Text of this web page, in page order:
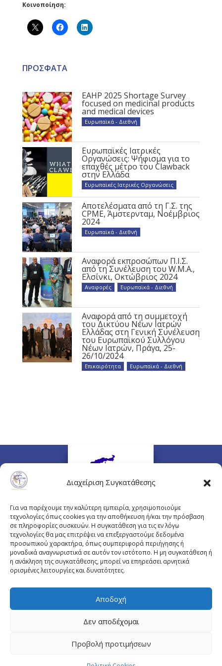
Διαχείριση Συγκατάθεσης
Για να παρέχουμε την καλύτερη εμπειρία, χρησιμοποιούμε
τεχνολογίες όπως cookies για την αποθήκευση ή/και την πρόσβαση
σε πληροφορίες συσκευών. Η συγκατάθεση για τις εν λόγω
τεχνολογίες θα μας επιτρέψει να επεξεργαστούμε δεδομένα
προσωπικού χαρακτήρα, όπως συμπεριφορά περιήγησης ή
μοναδικά αναγνωριστικά σε αυτόν τον ιστότοπο. Η μη συγκατάθεση ή
η ανάκληση της συγκατάθεσης, μπορεί να επηρεάσει αρνητικά
ορισμένες λειτουργίες και δυνατότητες.
Αποδοχή
Δεν αποδέχομαι
Προβολή προτιμήσεων
Κοινοποίηση:
ΠΡΟΣΦΑΤΑ
EAHP 2025 Shortage Survey
focused on medicinal products
and medical devices
Ευρωπαϊκά - Διεθνή
Ευρωπαϊκές Ιατρικές
Οργανώσεις: Ψήφισμα για το
επαχθές μέτρο του Clawback
στην Ελλάδα
Ευρωπαϊκές Ιατρικές Οργανώσεις
Αποτελέσματα από τη Γ.Σ. της
CPME, Άμστερνταμ, Νοέμβριος
2024
Ευρωπαϊκά - Διεθνή
Αναφορά εκπροσώπων Π.Ι.Σ.
από τη Συνέλευση του W.M.A.,
Ελσίνκι, Οκτώβριος 2024
Αναφορές Ευρωπαϊκά - Διεθνή
Αναφορά από τη συμμετοχή
του Δικτύου Νέων Ιατρών
Ελλάδας στη Γενική Συνέλευση
του Ευρωπαϊκού Συλλόγου
Νέων Ιατρών, Πράγα, 25-
26/10/2024
Επικαιρότητα Ευρωπαϊκά - Διεθνή
Πλουτάρχου 3, 10675 Αθήνα
Email επικοινωνίας:pisinfo@pis.gr
© Copyright pis.gr 2019 - Designed & Hosted by